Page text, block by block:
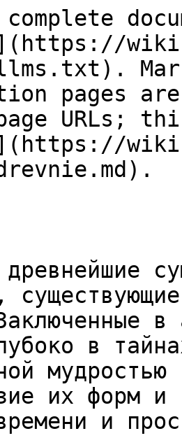
pages
URLs;
в
в
их форм и
и